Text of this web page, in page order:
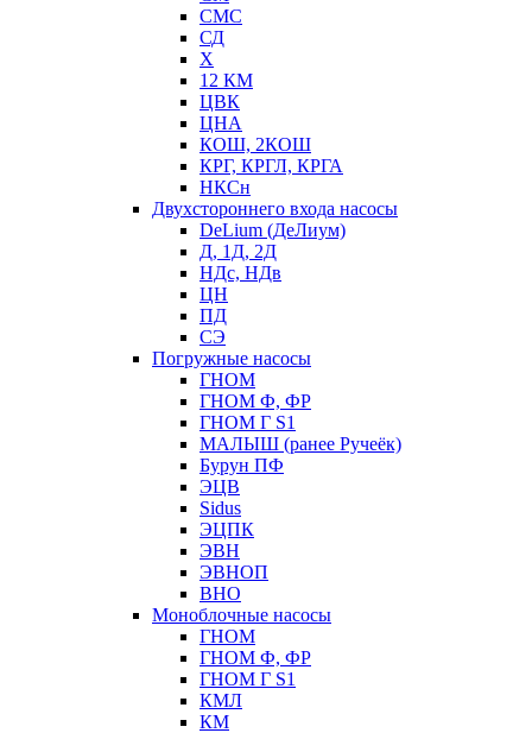
СМС
СД
Х
12 КМ
ЦВК
ЦНА
КОШ, 2КОШ
КРГ, КРГЛ, КРГА
НКСн
Двухстороннего входа насосы
DeLium (ДеЛиум)
Д, 1Д, 2Д
НДс, НДв
ЦН
ПД
СЭ
Погружные насосы
ГНОМ
ГНОМ Ф, ФР
ГНОМ Г S1
МАЛЫШ (ранее Ручеёк)
Бурун ПФ
ЭЦВ
Sidus
ЭЦПК
ЭВН
ЭВНОП
ВНО
Моноблочные насосы
ГНОМ
ГНОМ Ф, ФР
ГНОМ Г S1
КМЛ
КМ